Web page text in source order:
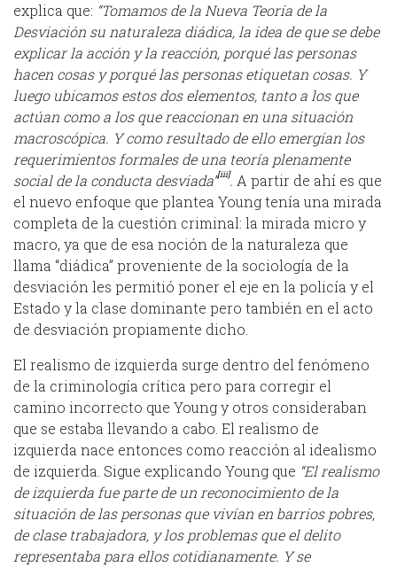
explica que: “Tomamos de la Nueva Teoría de la
Desviación su naturaleza diádica, la idea de que se debe
explicar la acción y la reacción, porqué las personas
hacen cosas y porqué las personas etiquetan cosas. Y
luego ubicamos estos dos elementos, tanto a los que
actúan como a los que reaccionan en una situación
macroscópica. Y como resultado de ello emergían los
requerimientos formales de una teoría plenamente
social de la conducta desviada”[iii]. A partir de ahí es que
el nuevo enfoque que plantea Young tenía una mirada
completa de la cuestión criminal: la mirada micro y
macro, ya que de esa noción de la naturaleza que
llama “diádica” proveniente de la sociología de la
desviación les permitió poner el eje en la policía y el
Estado y la clase dominante pero también en el acto
de desviación propiamente dicho.
El realismo de izquierda surge dentro del fenómeno
de la criminología crítica pero para corregir el
camino incorrecto que Young y otros consideraban
que se estaba llevando a cabo. El realismo de
izquierda nace entonces como reacción al idealismo
de izquierda. Sigue explicando Young que “El realismo
de izquierda fue parte de un reconocimiento de la
situación de las personas que vivían en barrios pobres,
de clase trabajadora, y los problemas que el delito
representaba para ellos cotidianamente. Y se